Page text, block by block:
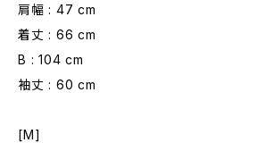
肩幅 : 47 cm
着丈 : 66 cm
B : 104 cm
袖丈 : 60 cm
[M]